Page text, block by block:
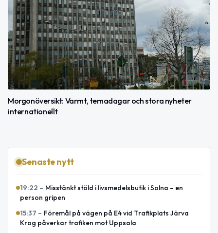
Morgonöversikt: Varmt, temadagar och stora nyheter
internationellt
Senaste nytt
19:22 – Misstänkt stöld i livsmedelsbutik i Solna – en
person gripen
15:37 – Föremål på vägen på E4 vid Trafikplats Järva
Krog påverkar trafiken mot Uppsala